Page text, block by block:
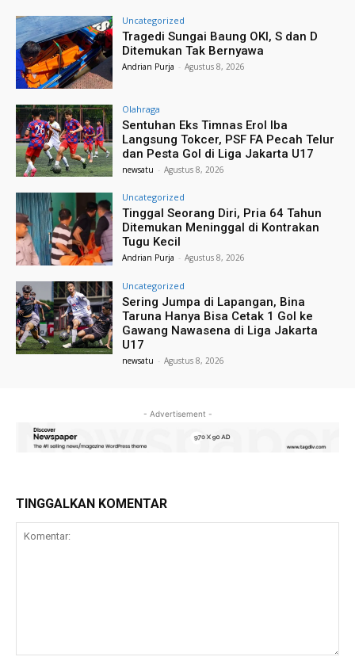
Uncategorized
Tragedi Sungai Baung OKI, S dan D
Ditemukan Tak Bernyawa
Andrian Purja - Agustus 8, 2026
Olahraga
Sentuhan Eks Timnas Erol Iba
Langsung Tokcer, PSF FA Pecah Telur
dan Pesta Gol di Liga Jakarta U17
newsatu - Agustus 8, 2026
Uncategorized
Tinggal Seorang Diri, Pria 64 Tahun
Ditemukan Meninggal di Kontrakan
Tugu Kecil
Andrian Purja - Agustus 8, 2026
Uncategorized
Sering Jumpa di Lapangan, Bina
Taruna Hanya Bisa Cetak 1 Gol ke
Gawang Nawasena di Liga Jakarta
U17
newsatu - Agustus 8, 2026
- Advertisement -
TINGGALKAN KOMENTAR